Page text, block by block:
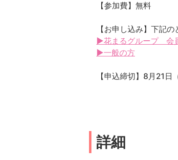
【参加費】無料
【お申し込み】下記
▶花まるグループ 会
▶一般の方
【申込締切】8月21日
詳細